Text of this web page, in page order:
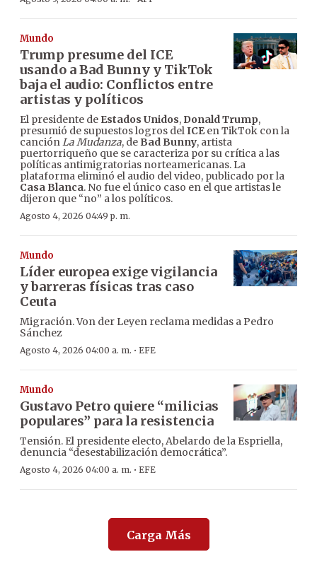
Mundo
Trump presume del ICE
usando a Bad Bunny y TikTok
baja el audio: Conflictos entre
artistas y políticos
El presidente de Estados Unidos, Donald Trump,
presumió de supuestos logros delICE en TikTok con la
canciónLa Mudanza, de Bad Bunny, artista
puertorriqueño que se caracteriza por su crítica a las
políticas antimigratorias norteamericanas. La
plataforma eliminó el audio del video, publicado por la
Casa Blanca. No fue el único caso en el que artistas le
dijeron que “no” a los políticos.
Agosto 4, 2026 04:49 p. m.
Mundo
Líder europea exige vigilancia
y barreras físicas tras caso
Ceuta
Migración. Von der Leyen reclama medidas a Pedro
Sánchez
Agosto 4, 2026 04:00 a. m. · EFE
Mundo
Gustavo Petro quiere “milicias
populares” para la resistencia
Tensión. El presidente electo, Abelardo de la Espriella,
denuncia “desestabilización democrática”.
Agosto 4, 2026 04:00 a. m. · EFE
Carga Más